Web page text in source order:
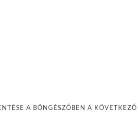
A BÖNGÉSZŐBEN A KÖVETKEZŐ